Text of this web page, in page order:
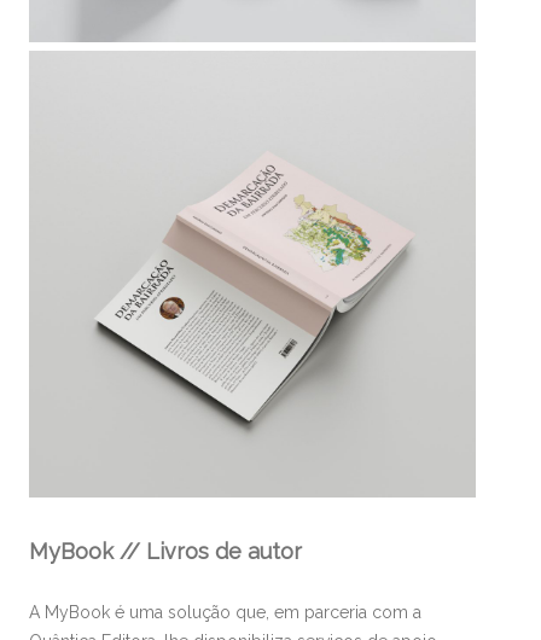
MyBook // Livros de autor
A MyBook é uma solução que, em parceria com a